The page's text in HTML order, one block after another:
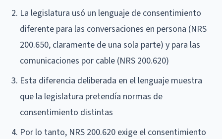
La legislatura usó un lenguaje de consentimiento
diferente para las conversaciones en persona (NRS
200.650, claramente de una sola parte) y para las
comunicaciones por cable (NRS 200.620)
Esta diferencia deliberada en el lenguaje muestra
que la legislatura pretendía normas de
consentimiento distintas
Por lo tanto, NRS 200.620 exige el consentimiento